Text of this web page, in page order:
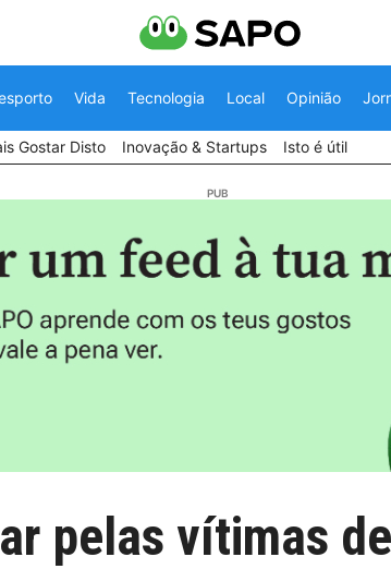
Vida Tecnologia Local Opinião
Gostar Disto Inovação & Startups Isto é útil
pelas vítimas